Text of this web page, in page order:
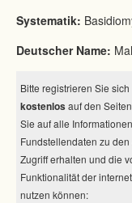
Systematik:
Deutscher Name:
Bitte registrieren Sie sich
kostenlos auf den
Sie auf alle
Fundstellendaten zu den
Zugriff erhalten und die
Funktionalität der
nutzen können: